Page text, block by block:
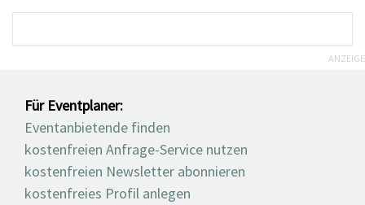
ANZEIGE
Für Eventplaner:
Eventanbietende finden
kostenfreien Anfrage-Service nutzen
kostenfreien Newsletter abonnieren
kostenfreies Profil anlegen